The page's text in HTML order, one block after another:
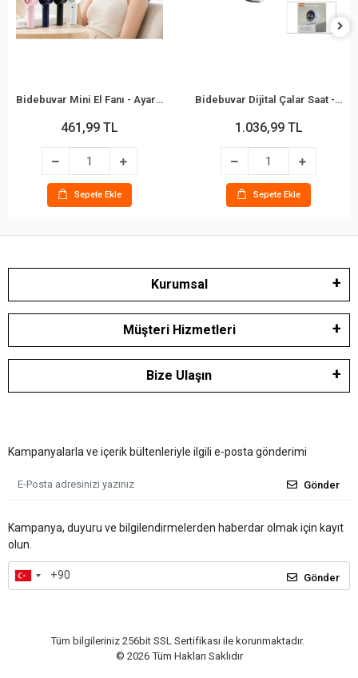
Bidebuvar Mini El Fanı - Ayarlanabilir Hız - Dijital Gösterge - 5W - Karışık Renk
461,99 TL
Sepete Ekle
Bidebuvar Dijital Çalar Saat - Bluetooth Özellikli Mini Hoparlör - USB Şarjlı - Işıklı
1.036,99 TL
Sepete Ekle
Kurumsal
Müşteri Hizmetleri
Bize Ulaşın
Kampanyalarla ve içerik bültenleriyle ilgili e-posta gönderimi
Gönder
Kampanya, duyuru ve bilgilendirmelerden haberdar olmak için kayıt
olun.
Gönder
Tüm bilgileriniz 256bit SSL Sertifikası ile korunmaktadır.
© 2026 Tüm Hakları Saklıdır